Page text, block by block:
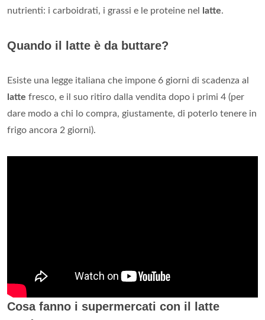
nutrienti: i carboidrati, i grassi e le proteine ​​nel
latte.
Quando il latte è da buttare?
Esiste una legge italiana che impone 6 giorni di scadenza al
latte fresco, e il suo ritiro dalla vendita dopo i primi 4 (per
dare modo a chi lo compra, giustamente, di poterlo tenere in
frigo ancora 2 giorni).
Cosa fanno i supermercati con il latte